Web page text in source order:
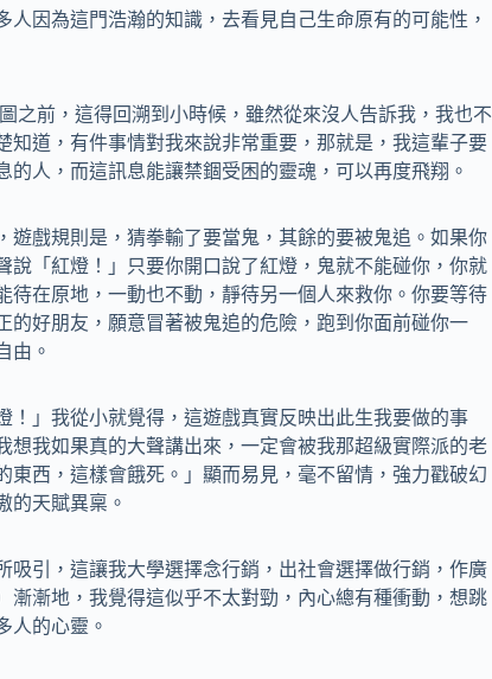
因為這門浩瀚的知識，去看見自己生命原有的可能性，
之前，這得回溯到小時候，雖然從來沒人告訴我，我也不
道，有件事情對我來說非常重要，那就是，我這輩子要
人，而這訊息能讓禁錮受困的靈魂，可以再度飛翔。
戲規則是，猜拳輸了要當鬼，其餘的要被鬼追。如果你
說「紅燈！」只要你開口說了紅燈，鬼就不能碰你，你就
待在原地，一動也不動，靜待另一個人來救你。你要等待
的好朋友，願意冒著被鬼追的危險，跑到你面前碰你一
由。
」我從小就覺得，這遊戲真實反映出此生我要做的事
我如果真的大聲講出來，一定會被我那超級實際派的老
西，這樣會餓死。」顯而易見，毫不留情，強力戳破幻
的天賦異稟。
引，這讓我大學選擇念行銷，出社會選擇做行銷，作廣
漸地，我覺得這似乎不太對勁，內心總有種衝動，想跳
人的心靈。